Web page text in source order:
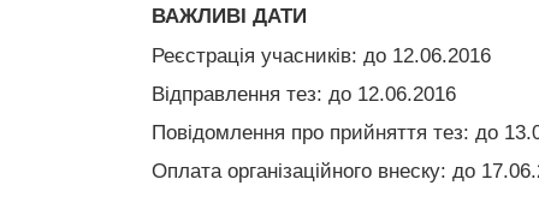
ВАЖЛИВІ ДАТИ
Реєстрація учасників: до 12.06.2016
Відправлення тез: до 12.06.2016
Повідомлення про прийняття тез: до
Оплата організаційного внеску: до